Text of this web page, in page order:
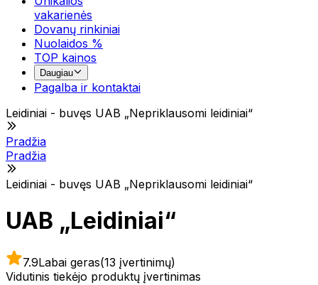
vakarienės
Dovanų rinkiniai
Nuolaidos %
TOP kainos
Daugiau
Pagalba ir kontaktai
Leidiniai - buvęs UAB „Nepriklausomi leidiniai“
Pradžia
Pradžia
Leidiniai - buvęs UAB „Nepriklausomi leidiniai“
UAB „Leidiniai“
7.9Labai geras(13 įvertinimų)
Vidutinis tiekėjo produktų įvertinimas